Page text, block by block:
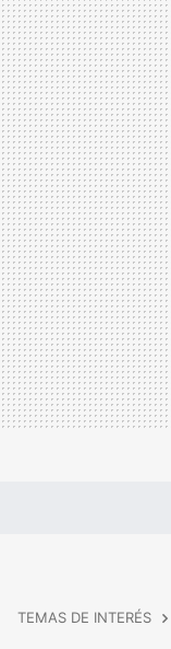
TEMAS DE INTERÉS